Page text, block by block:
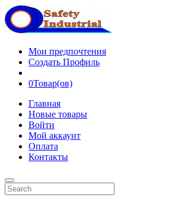
Мои предпочтения
Создать Профиль
0Товар(ов)
Главная
Новые товары
Войти
Мой аккаунт
Оплата
Контакты